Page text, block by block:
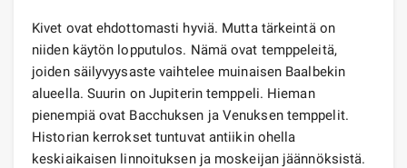
Kivet ovat ehdottomasti hyviä. Mutta tärkeintä on
niiden käytön lopputulos. Nämä ovat temppeleitä,
joiden säilyvyysaste vaihtelee muinaisen Baalbekin
alueella. Suurin on Jupiterin temppeli. Hieman
pienempiä ovat Bacchuksen ja Venuksen temppelit.
Historian kerrokset tuntuvat antiikin ohella
keskiaikaisen linnoituksen ja moskeijan jäännöksistä.